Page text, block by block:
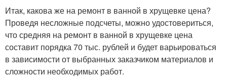
Итак, какова же на ремонт в ванной в хрущевке цена?
Проведя несложные подсчеты, можно удостовериться,
что средняя на ремонт в ванной в хрущевке цена
составит порядка 70 тыс. рублей и будет варьироваться
в зависимости от выбранных заказчиком материалов и
сложности необходимых работ.